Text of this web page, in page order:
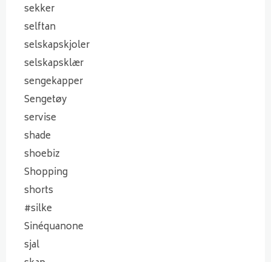
sekker
selftan
selskapskjoler
selskapsklær
sengekapper
Sengetøy
servise
shade
shoebiz
Shopping
shorts
#silke
Sinéquanone
sjal